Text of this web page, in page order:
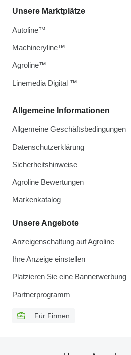
Allgemeine Informationen
Allgemeine Geschäftsbedingungen
Datenschutzerklärung
Sicherheitshinweise
Agroline Bewertungen
Markenkatalog
Unsere Angebote
Anzeigenschaltung auf Agroline
Ihre Anzeige einstellen
Platzieren Sie eine Bannerwerbung
Partnerprogramm
Für Firmen
Unsere Marktplätze
Autoline™
Machineryline™
Agroline™
Linemedia Digital ™